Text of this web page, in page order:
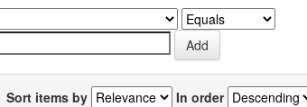
Sort items by In order